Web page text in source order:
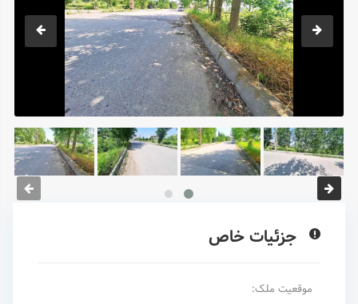
جزئیات خاص
موقعیت ملک: